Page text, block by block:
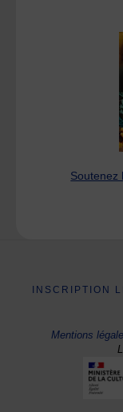
Soutenez
INSCRIPTION
Mentions